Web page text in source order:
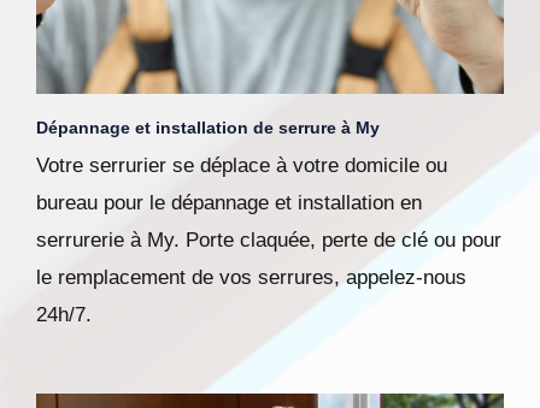
Dépannage et installation de serrure à My
Votre serrurier se déplace à votre domicile ou
bureau pour le dépannage et installation en
serrurerie à My. Porte claquée, perte de clé ou pour
le remplacement de vos serrures, appelez-nous
24h/7.